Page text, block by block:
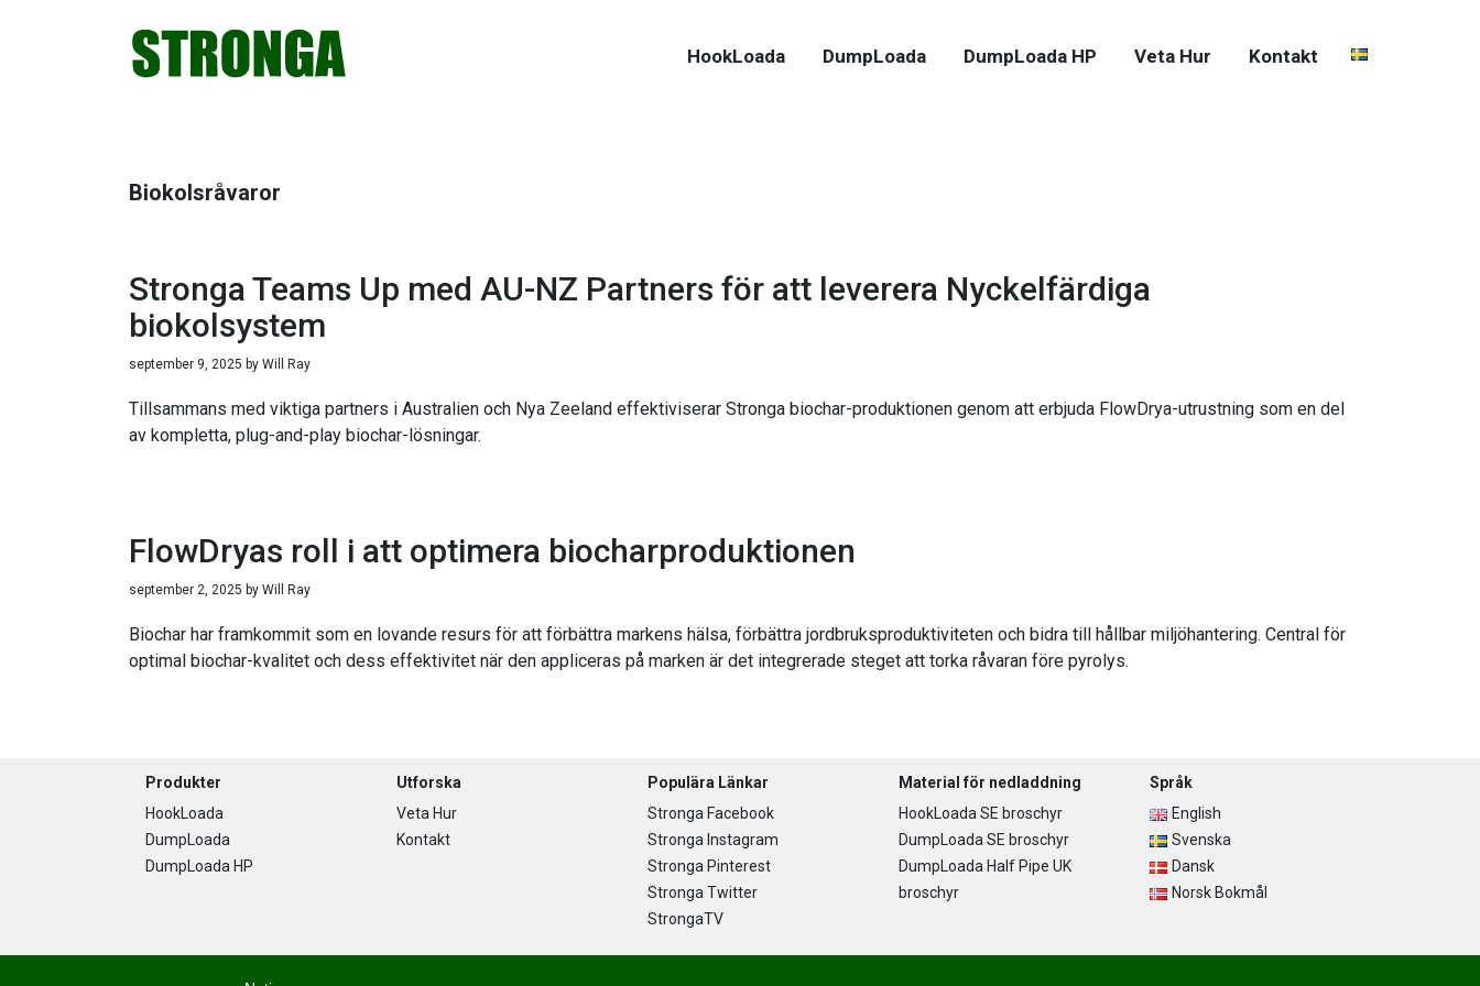
HookLoada DumpLoada DumpLoada HP Veta Hur Kontakt
Biokolsråvaror
Stronga Teams Up med AU-NZ Partners för att leverera Nyckelfärdiga
biokolsystem
september 9, 2025 by Will Ray
Tillsammans med viktiga partners i Australien och Nya Zeeland effektiviserar Stronga biochar-produktionen genom att erbjuda FlowDrya-utrustning som en del
av kompletta, plug-and-play biochar-lösningar.
FlowDryas roll i att optimera biocharproduktionen
september 2, 2025 by Will Ray
Biochar har framkommit som en lovande resurs för att förbättra markens hälsa, förbättra jordbruksproduktiviteten och bidra till hållbar miljöhantering. Central för
optimal biochar-kvalitet och dess effektivitet när den appliceras på marken är det integrerade steget att torka råvaran före pyrolys.
Footer
Produkter
HookLoada
DumpLoada
DumpLoada HP
Utforska
Veta Hur
Kontakt
Populära Länkar
Stronga Facebook
Stronga Instagram
Stronga Pinterest
Stronga Twitter
StrongaTV
Material för nedladdning
HookLoada SE broschyr
DumpLoada SE broschyr
DumpLoada Half Pipe UK
broschyr
Språk
English
Svenska
Dansk
Norsk Bokmål